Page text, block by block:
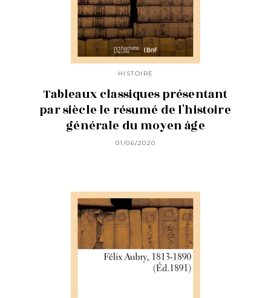
HISTOIRE
Tableaux classiques présentant
par siècle le résumé de l'histoire
générale du moyen âge
01/06/2020